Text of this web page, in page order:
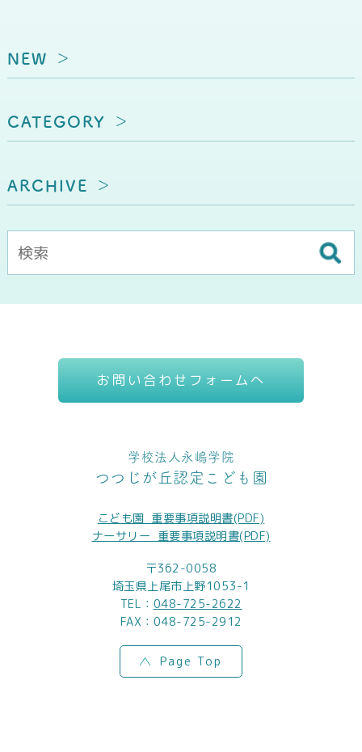
NEW
CATEGORY
ARCHIVE
お問い合わせフォームへ
学校法人永嶋学院
つつじが丘認定こども園
こども園_重要事項説明書(PDF)
ナーサリー_重要事項説明書(PDF)
〒362-0058
埼玉県上尾市上野1053-1
TEL： 048-725-2622
FAX：048-725-2912
Page Top